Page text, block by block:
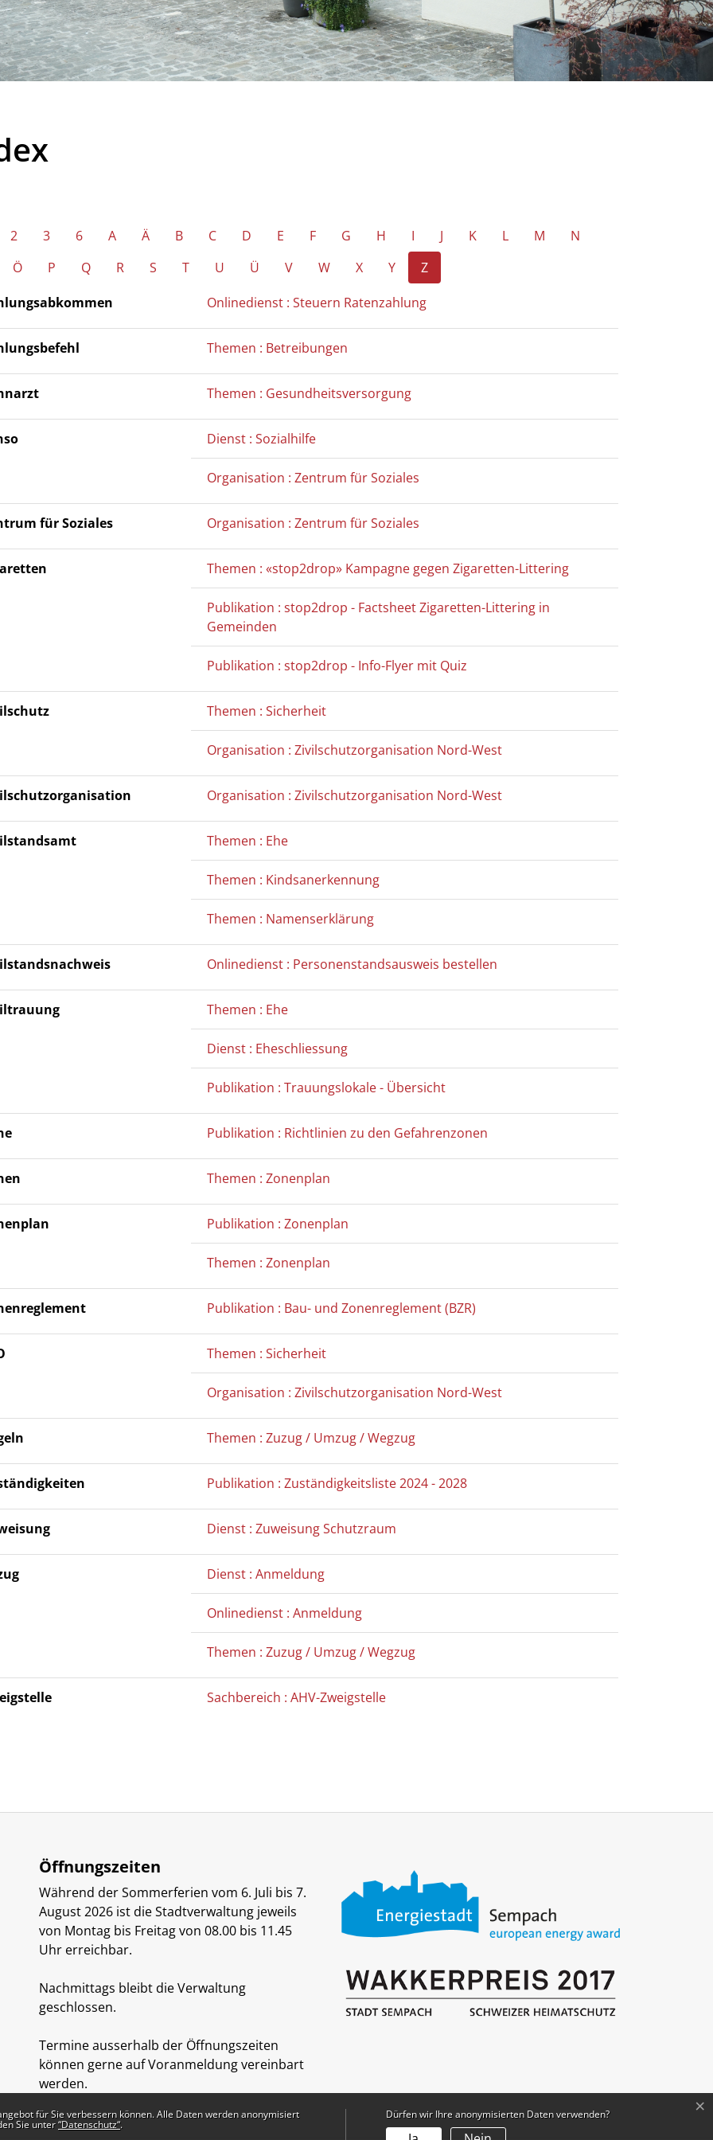
2 3 6 A Ä B C D E F G H I J K L M
N
Ö P Q R S T U Ü V W X Y
Z
Onlinedienst : Steuern Ratenzahlung
Themen : Betreibungen
Themen : Gesundheitsversorgung
Dienst : Sozialhilfe
Organisation : Zentrum für Soziales
für Soziales Organisation : Zentrum für Soziales
Themen : «stop2drop» Kampagne gegen Zigaretten-Littering
Publikation : stop2drop - Factsheet Zigaretten-Littering in
Gemeinden
Publikation : stop2drop - Info-Flyer mit Quiz
Themen : Sicherheit
Organisation : Zivilschutzorganisation Nord-West
Organisation : Zivilschutzorganisation Nord-West
Themen : Ehe
Themen : Kindsanerkennung
Themen : Namenserklärung
Onlinedienst : Personenstandsausweis bestellen
Themen : Ehe
Dienst : Eheschliessung
Publikation : Trauungslokale - Übersicht
Publikation : Richtlinien zu den Gefahrenzonen
Themen : Zonenplan
Publikation : Zonenplan
Themen : Zonenplan
Publikation : Bau- und Zonenreglement (BZR)
Themen : Sicherheit
Organisation : Zivilschutzorganisation Nord-West
Themen : Zuzug / Umzug / Wegzug
Publikation : Zuständigkeitsliste 2024 - 2028
Dienst : Zuweisung Schutzraum
Dienst : Anmeldung
Onlinedienst : Anmeldung
Themen : Zuzug / Umzug / Wegzug
Sachbereich : AHV-Zweigstelle
Öffnungszeiten
Während der Sommerferien vom 6. Juli bis 7.
August 2026 ist die Stadtverwaltung jeweils
von Montag bis Freitag von 08.00 bis 11.45
Uhr erreichbar.
Nachmittags bleibt die Verwaltung
geschlossen.
Termine ausserhalb der Öffnungszeiten
können gerne auf Voranmeldung vereinbart
werden.
für Sie verbessern können. Alle Daten werden anonymisiert
Sie unter“Datenschutz“.
Dürfen wir Ihre anonymisierten Daten verwenden? ×